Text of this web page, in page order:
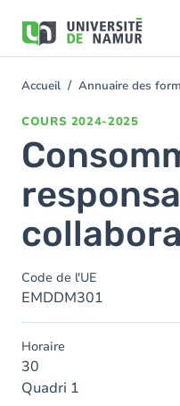
contenu
You
Accueil Annuaire des
COURS 2024-2025
Code de l'UE
EMDDM301
Horaire
30
Quadri 1